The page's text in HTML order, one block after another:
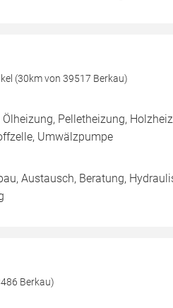
(30km von 39517 Berkau)
Pelletheizung,
Umwälzpumpe
Austausch, Beratung,
Berkau)